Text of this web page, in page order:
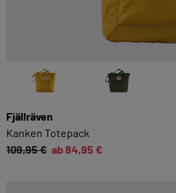
Fjällräven
Kanken Totepack
109,95 € ab 84,95 €